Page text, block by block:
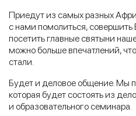
Приедут из самых разных
с нами помолиться,
посетить главные святыни
можно больше впечатлений,
стали.
Будет и деловое общение. Мы
которая будет состоять из
и образовательного семинара.